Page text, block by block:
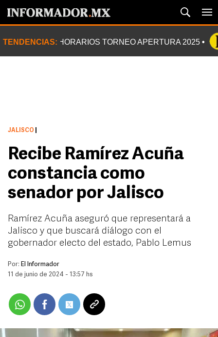
TENDENCIAS: HORARIOS TORNEO APERTURA 2025
JALISCO
Recibe Ramírez Acuña
constancia como
senador por Jalisco
Ramírez Acuña aseguró que representará a
Jalisco y que buscará diálogo con el
gobernador electo del estado, Pablo Lemus
Por: El Informador
11 de junio de 2024 - 13:57 hs